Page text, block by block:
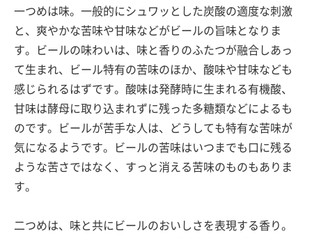
一つめは味。一般的にシュワッとした炭酸の適度な刺激
と、爽やかな苦味や甘味などがビールの旨味となりま
す。ビールの味わいは、味と香りのふたつが融合しあっ
て生まれ、ビール特有の苦味のほか、酸味や甘味なども
感じられるはずです。酸味は発酵時に生まれる有機酸、
甘味は酵母に取り込まれずに残った多糖類などによるも
のです。ビールが苦手な人は、どうしても特有な苦味が
気になるようです。ビールの苦味はいつまでも口に残る
ような苦さではなく、すっと消える苦味のものもありま
す。
二つめは、味と共にビールのおいしさを表現する香り。